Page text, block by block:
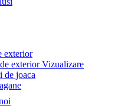
exterior
exterior Vizualizare
de joaca